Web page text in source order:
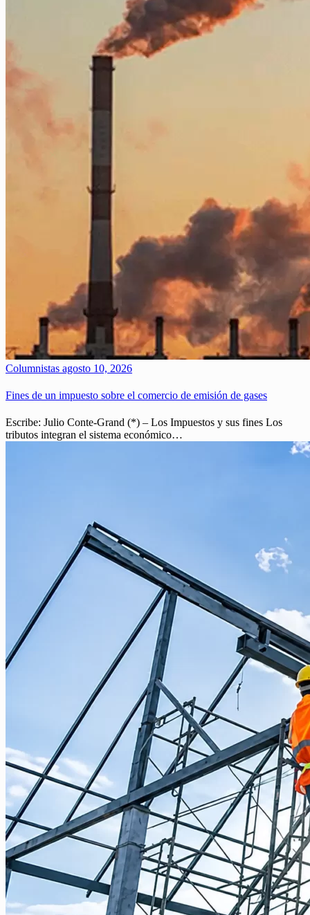
Columnistas agosto 10, 2026
Fines de un impuesto sobre el comercio de emisión de gases
Escribe: Julio Conte-Grand (*) – Los Impuestos y sus fines Los
tributos integran el sistema económico…